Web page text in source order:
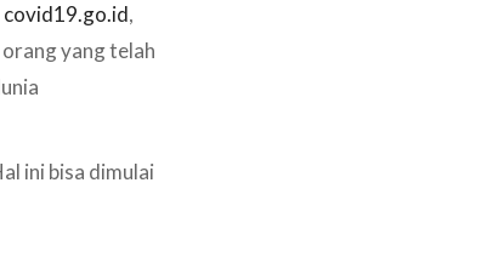
covid19.go.id,
yang telah
ini bisa dimulai